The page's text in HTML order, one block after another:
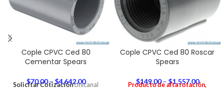
Cople CPVC Ced 80
Cementar Spears
$70.00 – $4,642.00
Solicitar CotizaciónUnicanal
Cople CPVC Ced 80 Roscar
Spears
$149.00 – $1,557.00
Producto de alta rotación,